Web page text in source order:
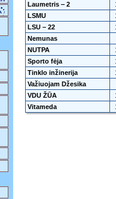
Laumetris ‒ 2
LSMU
LSU – 22
Nemunas
NUTPA
Sporto fėja
Tinklo inžinerija
Važiuojam Džesika
VDU ŽŪA
Vitameda